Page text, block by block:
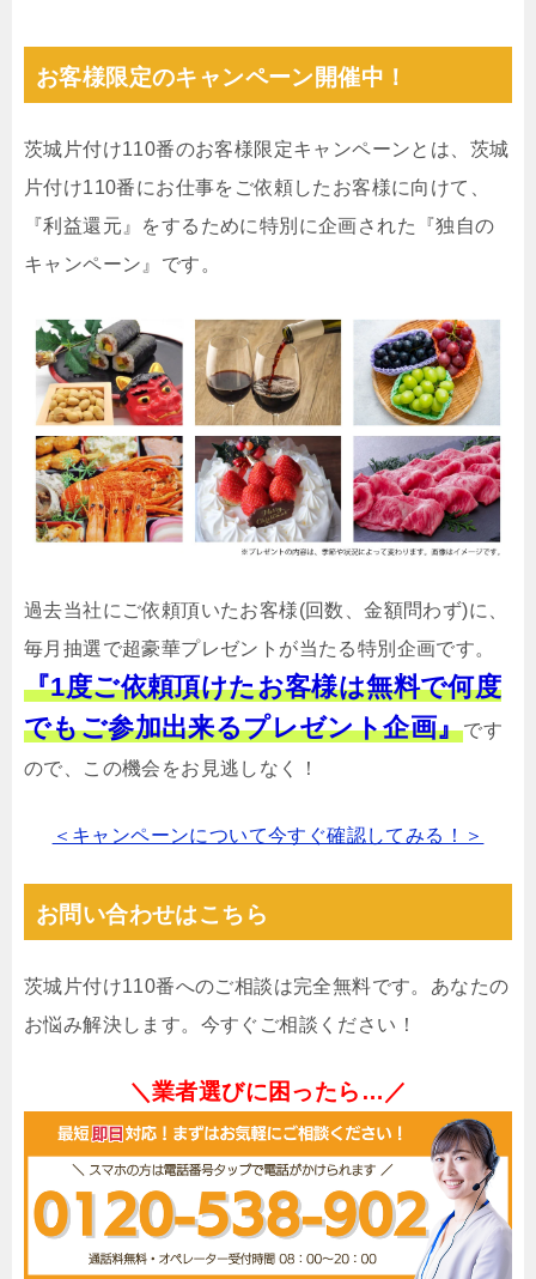
お客様限定のキャンペーン開催中！
茨城片付け110番のお客様限定キャンペーンとは、茨城
片付け110番にお仕事をご依頼したお客様に向けて、
『利益還元』をするために特別に企画された『独自の
キャンペーン』です。
過去当社にご依頼頂いたお客様(回数、金額問わず)に、
毎月抽選で超豪華プレゼントが当たる特別企画です。
『1度ご依頼頂けたお客様は無料で何度
でもご参加出来るプレゼント企画』です
ので、この機会をお見逃しなく！
＜キャンペーンについて今すぐ確認してみる！＞
お問い合わせはこちら
茨城片付け110番へのご相談は完全無料です。あなたの
お悩み解決します。今すぐご相談ください！
＼業者選びに困ったら…／